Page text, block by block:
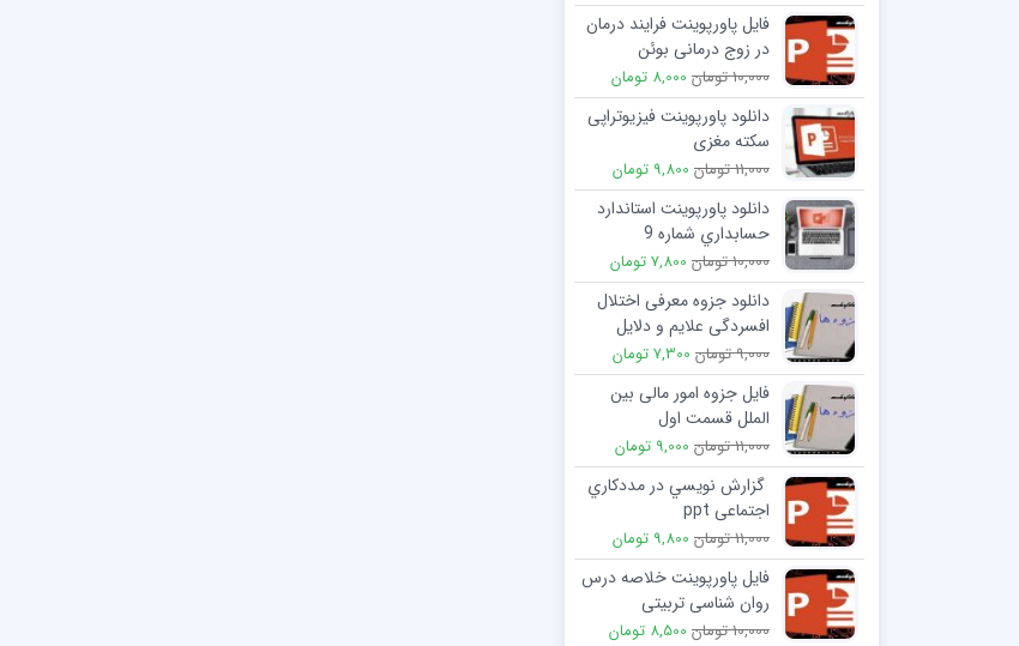
فایل پاورپوینت فرایند درمان
در زوج درمانی بوئن
10,000 تومان 8,000 تومان
دانلود پاورپوینت فیزیوتراپی
سکته مغزی
11,000 تومان 9,800 تومان
دانلود پاورپوینت استاندارد
حسابداري شماره 9
حسابداري پيمانهاي بلند
مدت
10,000 تومان 7,800 تومان
دانلود جزوه معرفی اختلال
افسردگی علایم و دلایل
افسردگی
9,000 تومان 7,300 تومان
فایل جزوه امور مالی بين
الملل قسمت اول
11,000 تومان 9,000 تومان
گزارش نويسي در مددكاري
اجتماعی ppt
11,000 تومان 9,800 تومان
فایل پاورپوینت خلاصه درس
روان شناسی تربیتی
10,000 تومان 8,500 تومان